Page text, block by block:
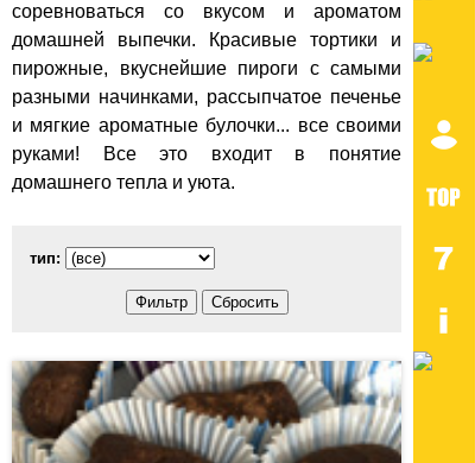
соревноваться со вкусом и ароматом
домашней выпечки. Красивые тортики и
пирожные, вкуснейшие пироги с самыми
разными начинками, рассыпчатое печенье
и мягкие ароматные булочки... все своими
руками! Все это входит в понятие
домашнего тепла и уюта.
тип: